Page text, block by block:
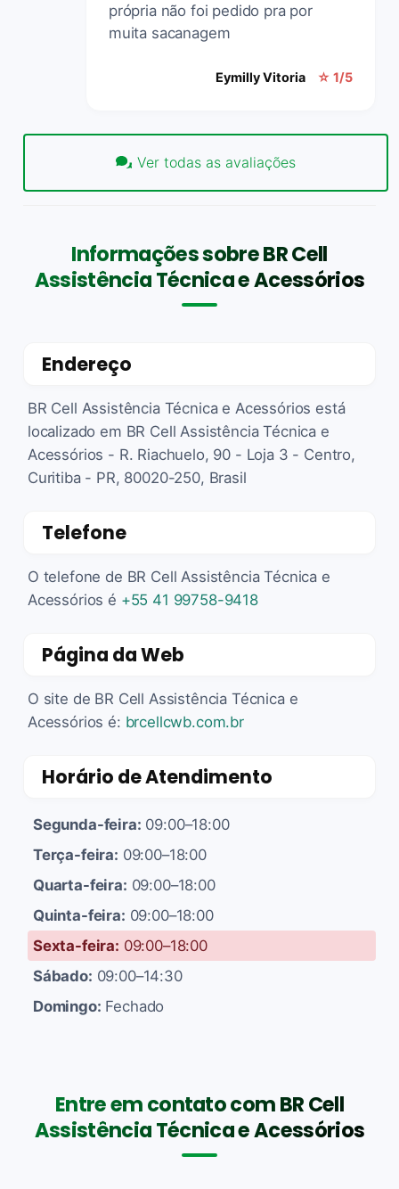
própria não foi pedido pra por
muita sacanagem
Eymilly Vitoria ☆ 1/5
Ver todas as avaliações
Informações sobre BR Cell
Assistência Técnica e Acessórios
Endereço
BR Cell Assistência Técnica e Acessórios está
localizado em BR Cell Assistência Técnica e
Acessórios - R. Riachuelo, 90 - Loja 3 - Centro,
Curitiba - PR, 80020-250, Brasil
Telefone
O telefone de BR Cell Assistência Técnica e
Acessórios é +55 41 99758-9418
Página da Web
O site de BR Cell Assistência Técnica e
Acessórios é: brcellcwb.com.br
Horário de Atendimento
Segunda-feira: 09:00–18:00
Terça-feira: 09:00–18:00
Quarta-feira: 09:00–18:00
Quinta-feira: 09:00–18:00
Sexta-feira: 09:00–18:00
Sábado: 09:00–14:30
Domingo: Fechado
Entre em contato com BR Cell
Assistência Técnica e Acessórios